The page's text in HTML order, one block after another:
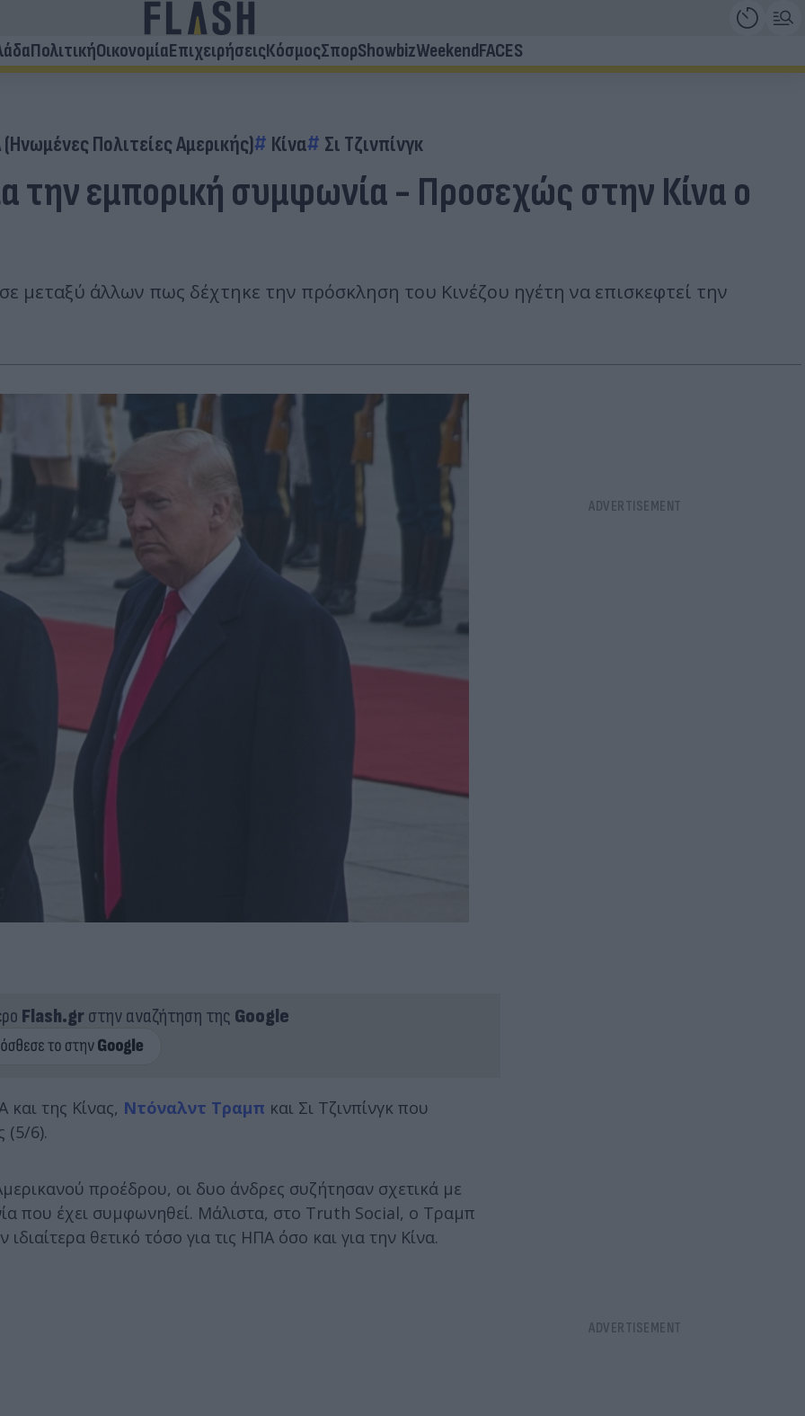
ΠολιτικήΟικονομίαΕπιχειρήσειςΚόσμοςΣπορShowbizWeekendFACES
Πολιτείες Αμερικής) Κίνα Σι Τζινπίνγκ
την εμπορική συμφωνία - Προσεχώς στην Κίνα ο
μεταξύ άλλων πως δέχτηκε την πρόσκληση του Κινέζου ηγέτη να επισκεφτεί την
Flash.grστην αναζήτηση της Google
της Κίνας, Ντόναλντ Τραμπ και Σι Τζινπίνγκ που
(5/6).
προέδρου, οι δυο άνδρες συζήτησαν σχετικά με
που έχει συμφωνηθεί. Μάλιστα, στο Truth Social, ο Τραμπ
θετικό τόσο για τις ΗΠΑ όσο και για την Κίνα.